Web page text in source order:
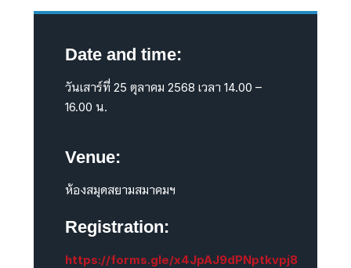
Date and time:
วันเสาร์ที่ 25 ตุลาคม 2568 เวลา 14.00 –
16.00 น.
Venue:
ห้องสมุดสยามสมาคมฯ
Registration:
https://forms.gle/x4JpAJ9dPNptkvpj8